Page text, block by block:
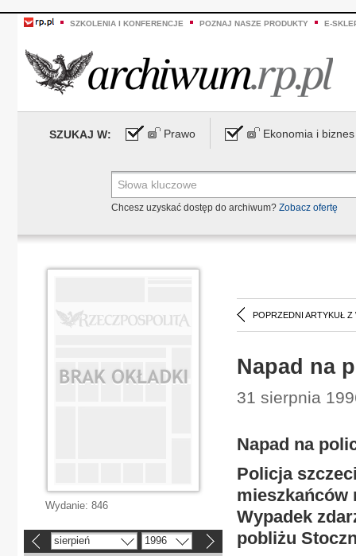
SZKOLENIA I KONFERENCJE POZNAJ NASZE PRODUKTY E-
SZUKAJ W: Prawo Ekonomia i biznes
Chcesz uzyskać dostęp do archiwum? Zobacz ofertę
POPRZEDNI ARTYKUŁ Z
Napad na
31 sierpnia
Napad na
Policja
mieszkańców
Wypadek
pobliżu
Wydanie: 846
sierpień 1996